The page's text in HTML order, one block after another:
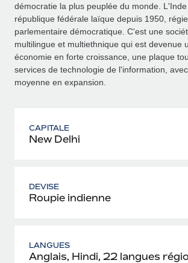
démocratie la plus peuplée du monde.
république fédérale laïque depuis 1950,
parlementaire démocratique. C'est une
multilingue et multiethnique qui est devenue
économie en forte croissance, une plaque
services de technologie de l'information,
moyenne en expansion.
CAPITALE
New Delhi
DEVISE
Roupie indienne
LANGUES
Anglais, Hindi, 22 langues